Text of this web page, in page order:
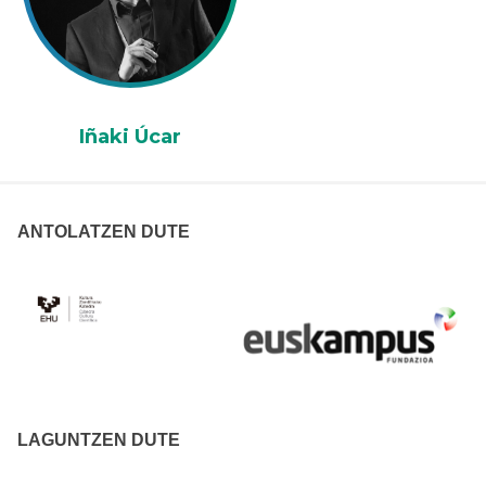
Iñaki Úcar
ANTOLATZEN DUTE
LAGUNTZEN DUTE